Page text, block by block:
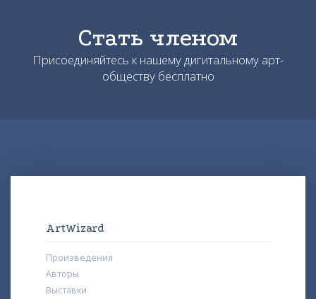
Стать членом
Присоединяйтесь к нашему дигитальному арт-
обществу бесплатно
ArtWizard
Произведения
Авторы
Выставки